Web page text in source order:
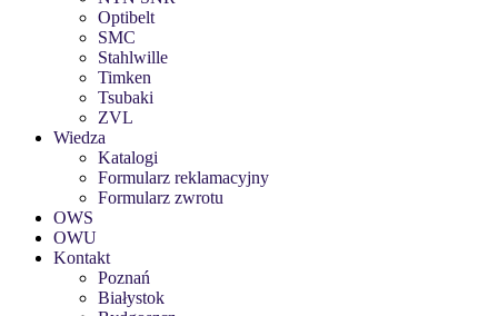
Optibelt
SMC
Stahlwille
Timken
Tsubaki
ZVL
Wiedza
Katalogi
Formularz reklamacyjny
Formularz zwrotu
OWS
OWU
Kontakt
Poznań
Białystok